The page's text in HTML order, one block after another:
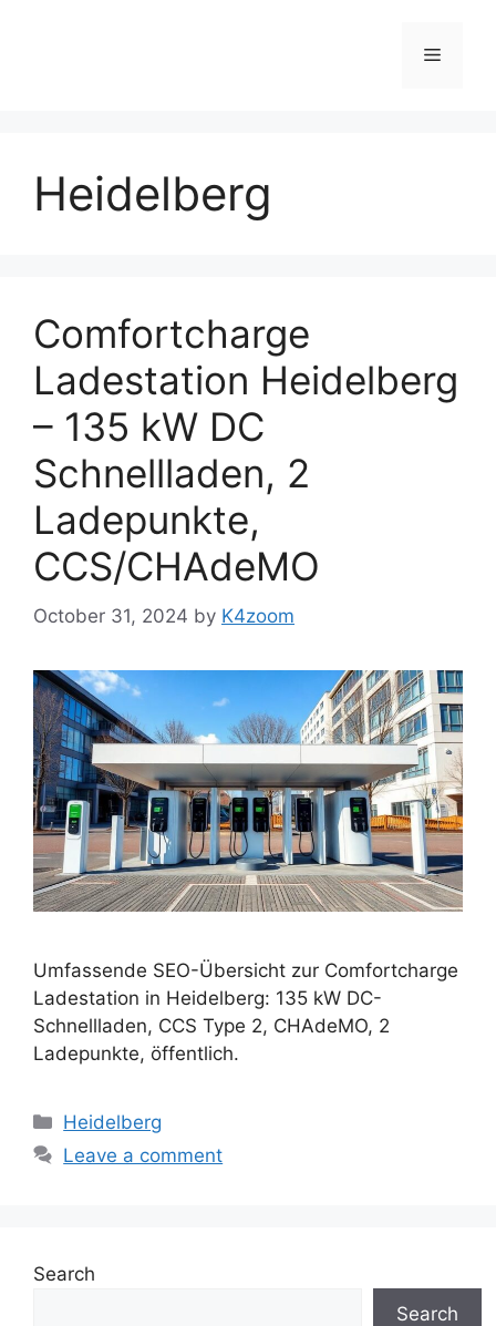
Menu
Heidelberg
Comfortcharge
Ladestation Heidelberg
– 135 kW DC
Schnellladen, 2
Ladepunkte,
CCS/CHAdeMO
October 31, 2024 by K4zoom
Umfassende SEO-Übersicht zur Comfortcharge
Ladestation in Heidelberg: 135 kW DC-
Schnellladen, CCS Type 2, CHAdeMO, 2
Ladepunkte, öffentlich.
Categories
Heidelberg
Leave a comment
Search
Search